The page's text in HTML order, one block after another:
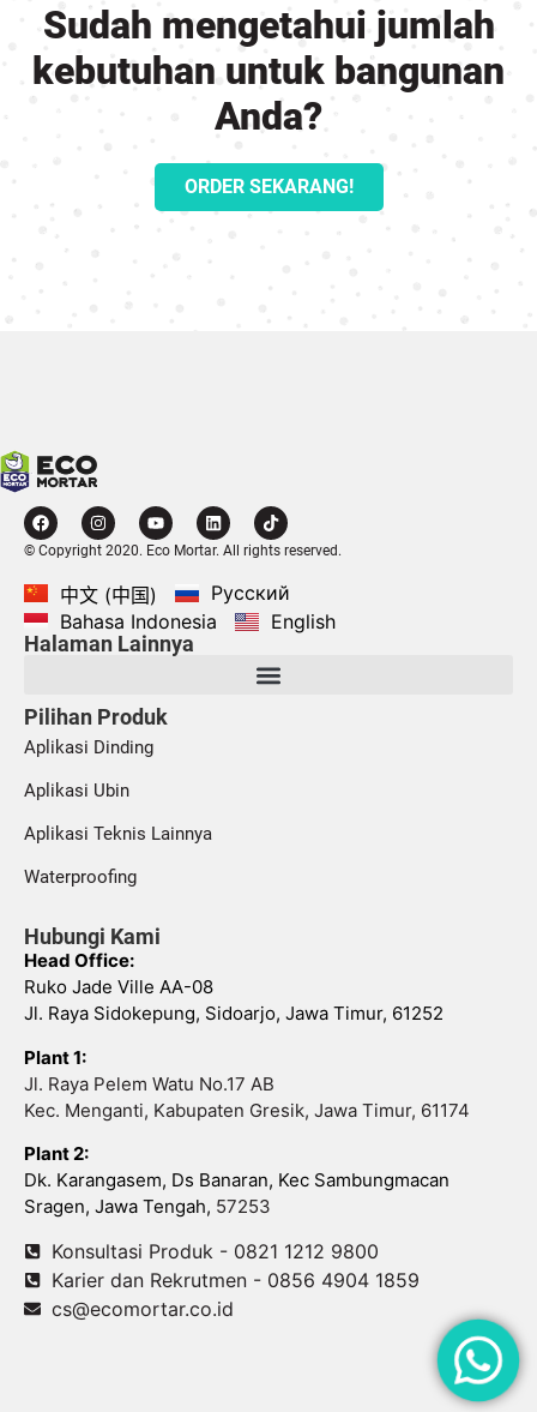
Sudah mengetahui jumlah
kebutuhan untuk bangunan
Anda?
ORDER SEKARANG!
© Copyright 2020. Eco Mortar. All rights reserved.
中文 (中国)
Русский
Bahasa Indonesia
English
Halaman Lainnya
Pilihan Produk
Aplikasi Dinding
Aplikasi Ubin
Aplikasi Teknis Lainnya
Waterproofing
Hubungi Kami
Head Office:
Ruko Jade Ville AA-08
Jl. Raya Sidokepung, Sidoarjo, Jawa Timur, 61252
Plant 1:
Jl. Raya Pelem Watu No.17 AB
Kec. Menganti, Kabupaten Gresik, Jawa Timur, 61174
Plant 2:
Dk. Karangasem, Ds Banaran, Kec Sambungmacan
Sragen, Jawa Tengah, 57253
Konsultasi Produk - 0821 1212 9800
Karier dan Rekrutmen - 0856 4904 1859
cs@ecomortar.co.id